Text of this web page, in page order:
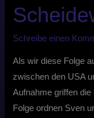
Schreibe einen
Als wir diese Folge
zwischen den USA
Aufnahme griffen
Folge ordnen Sven